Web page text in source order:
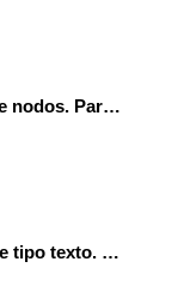
1.6. Creación y borrado de nodos. Parte 1.
1.5. Acceso a los nodos de tipo texto. Parte 1.